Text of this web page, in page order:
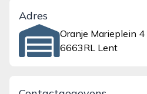
Adres
Oranje Marieplein 4
6663RL Lent